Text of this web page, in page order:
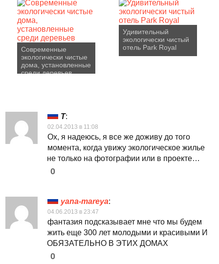
Современные
экологически чистые
дома, установленные
среди деревьев
Удивительный
экологически чистый
отель Park Royal
T:
02.04.2013 в 11:08
Ох, я надеюсь, я все же доживу до того
момента, когда увижу экологическое жилье
не только на фотографии или в проекте…
0
yana-mareya:
04.06.2013 в 23:47
фантазия подсказывает мне что мы будем
жить еще 300 лет молодыми и красивыми И
ОБЯЗАТЕЛЬНО В ЭТИХ ДОМАХ
0